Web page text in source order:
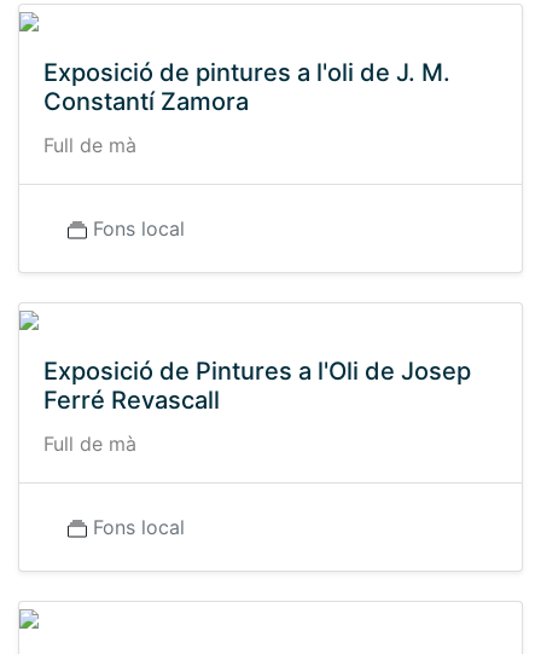
Exposició de pintures a l'oli de J. M.
Constantí Zamora
Full de mà
Fons local
Exposició de Pintures a l'Oli de Josep
Ferré Revascall
Full de mà
Fons local